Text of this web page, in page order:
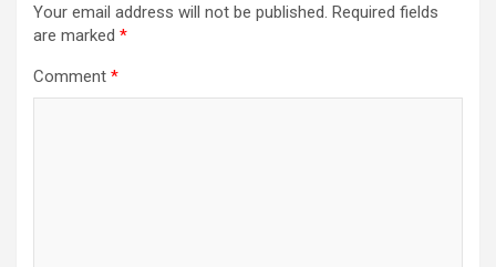
Your email address will not be published. Required fields
are marked *
Comment *